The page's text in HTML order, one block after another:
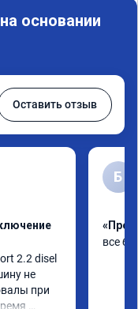
основании
Оставить отзыв
2.2 disel
не
при
Б
все